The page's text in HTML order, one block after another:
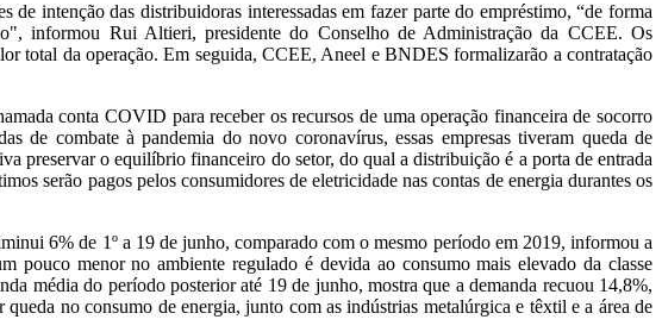
de intenção das distribuidoras interessadas em fazer parte do empréstimo, “de forma
informou Rui Altieri, presidente do Conselho de Administração da CCEE. Os
total da operação. Em seguida, CCEE, Aneel e BNDES formalizarão a contratação
conta COVID para receber os recursos de uma operação financeira de socorro
de combate à pandemia do novo coronavírus, essas empresas tiveram queda de
preservar o equilíbrio financeiro do setor, do qual a distribuição é a porta de entrada
serão pagos pelos consumidores de eletricidade nas contas de energia durantes os
6% de 1º a 19 de junho, comparado com o mesmo período em 2019, informou a
menor no ambiente regulado é devida ao consumo mais elevado da classe
média do período posterior até 19 de junho, mostra que a demanda recuou 14,8%,
no consumo de energia, junto com as indústrias metalúrgica e têxtil e a área de